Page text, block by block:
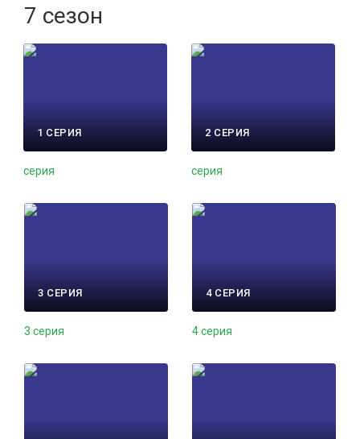
7 сезон
1 СЕРИЯ
серия
2 СЕРИЯ
серия
3 СЕРИЯ
3 серия
4 СЕРИЯ
4 серия